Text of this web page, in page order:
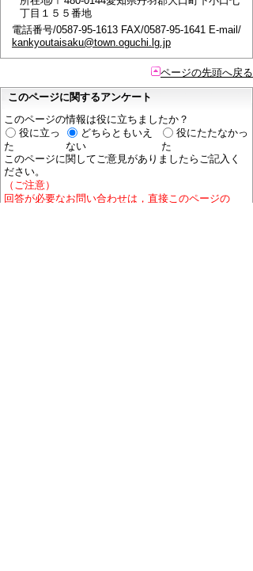
丁目１５５番地
電話番号/0587-95-1613 FAX/0587-95-1641 E-mail/
kankyoutaisaku@town.oguchi.lg.jp
ページの先頭へ戻る
このページに関するアンケート
このページの情報は役に立ちましたか？
役に立っ
た
どちらともいえ
ない
役にたたなかっ
た
このページに関してご意見がありましたらご記入く
ださい。
（ご注意）
回答が必要なお問い合わせは，直接このページの